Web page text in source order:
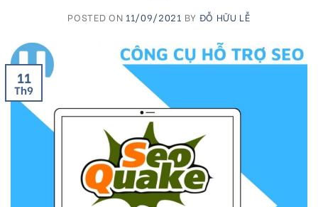
POSTED ON 11/09/2021 BY ĐỖ HỮU LỄ
11
Th9